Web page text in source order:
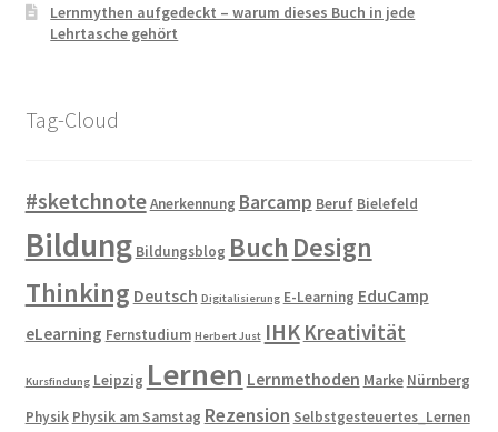
Lernmythen aufgedeckt – warum dieses Buch in jede
Lehrtasche gehört
Tag-Cloud
#sketchnoteAnerkennung Barcamp Beruf Bielefeld
Bildung Bildungsblog Buch Design
Thinking Deutsch Digitalisierung E-Learning EduCamp
eLearning Fernstudium Herbert Just IHK Kreativität
Kursfindung Leipzig Lernen Lernmethoden Marke Nürnberg
Physik Physik am Samstag Rezension Selbstgesteuertes_Lernen